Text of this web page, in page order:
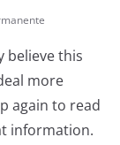
believe this
more
again to read
information.